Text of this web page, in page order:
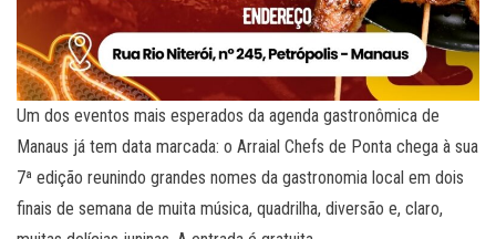
Um dos eventos mais esperados da agenda gastronômica de
Manaus já tem data marcada: o Arraial Chefs de Ponta chega à sua
7ª edição reunindo grandes nomes da gastronomia local em dois
finais de semana de muita música, quadrilha, diversão e, claro,